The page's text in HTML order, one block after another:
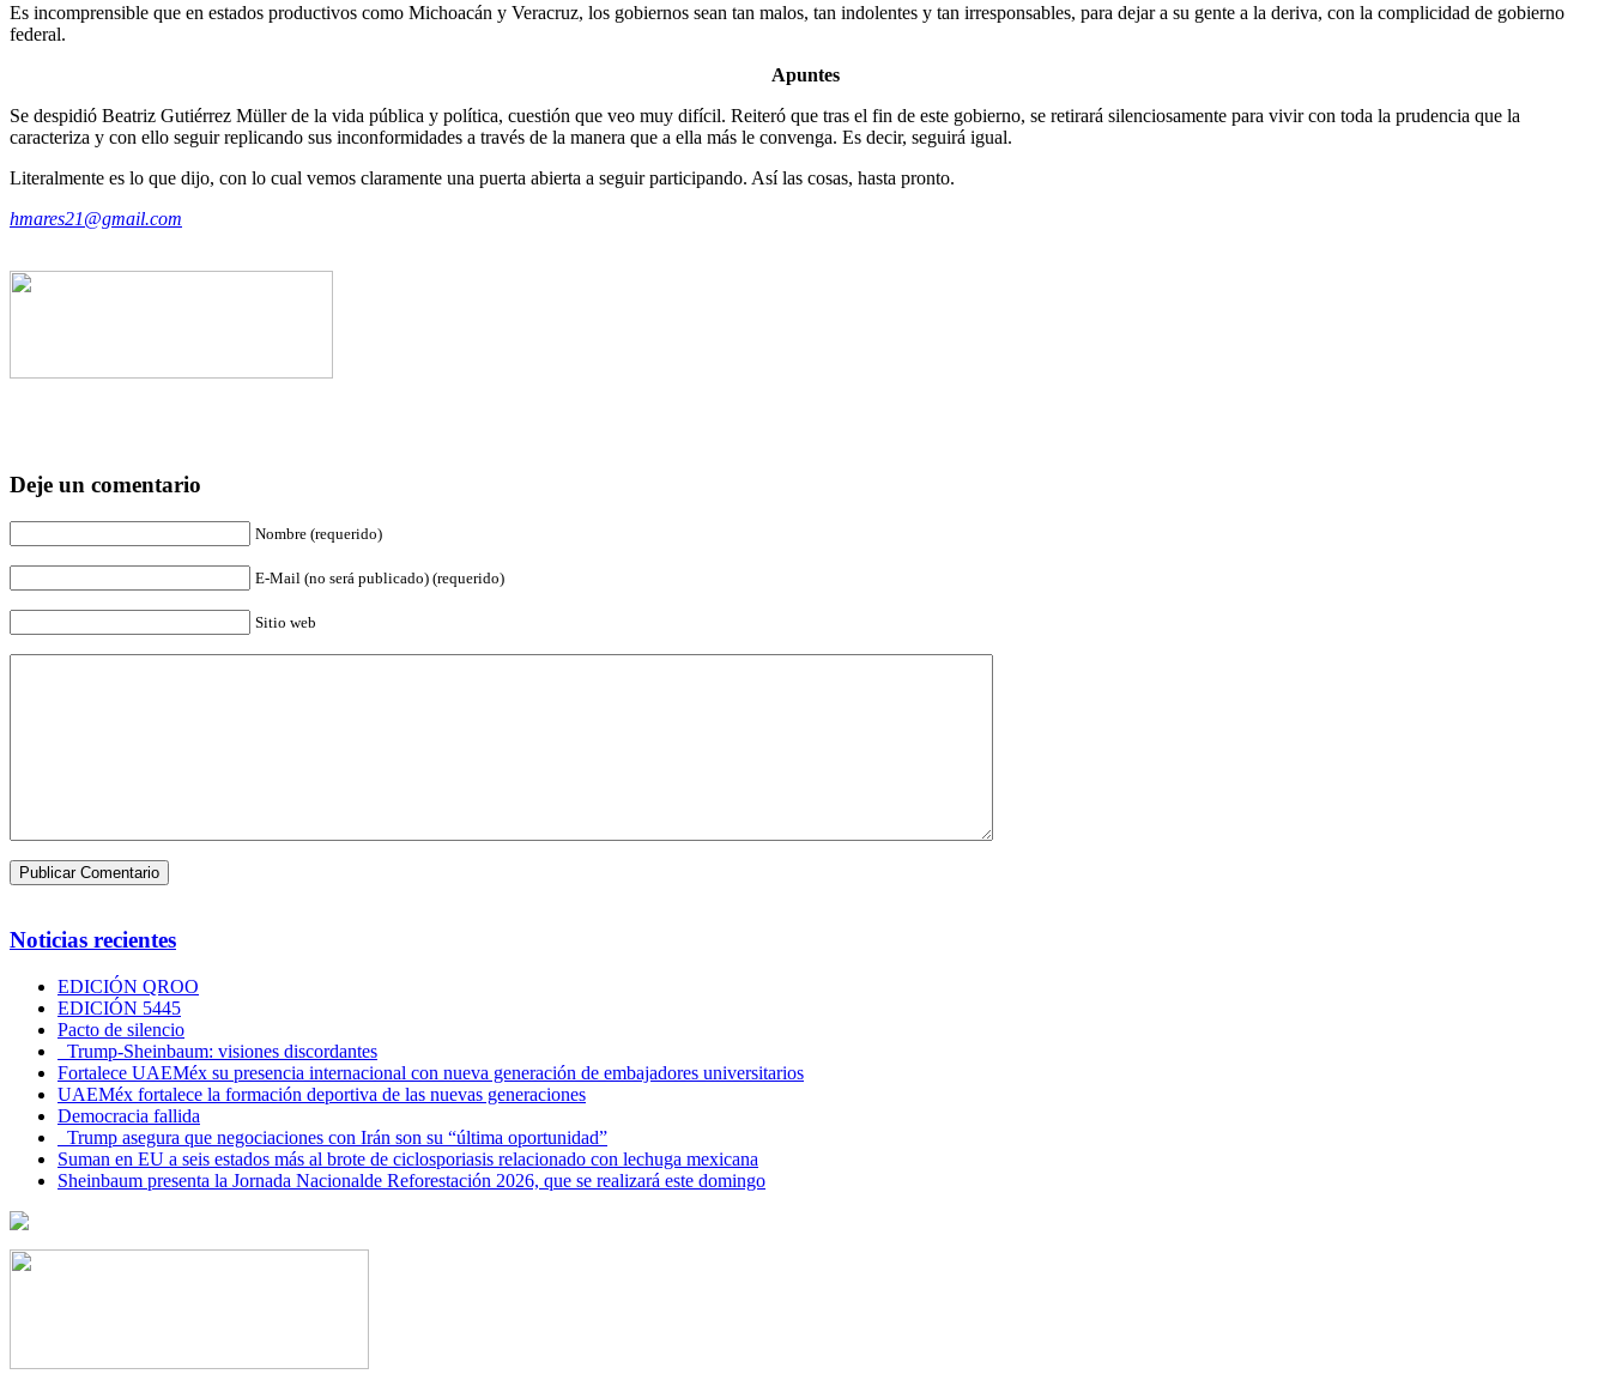
Es incomprensible que en estados productivos como Michoacán y Veracruz, los gobiernos sean tan malos, tan indolentes y tan irresponsables, para dejar a su gente a la deriva, con la complicidad de gobierno
federal.
Apuntes
Se despidió Beatriz Gutiérrez Müller de la vida pública y política, cuestión que veo muy difícil. Reiteró que tras el fin de este gobierno, se retirará silenciosamente para vivir con toda la prudencia que la
caracteriza y con ello seguir replicando sus inconformidades a través de la manera que a ella más le convenga. Es decir, seguirá igual.
Literalmente es lo que dijo, con lo cual vemos claramente una puerta abierta a seguir participando. Así las cosas, hasta pronto.
hmares21@gmail.com
Deje un comentario
Nombre (requerido)
E-Mail (no será publicado) (requerido)
Sitio web
Noticias recientes
EDICIÓN QROO
EDICIÓN 5445
Pacto de silencio
Trump-Sheinbaum: visiones discordantes
Fortalece UAEMéx su presencia internacional con nueva generación de embajadores universitarios
UAEMéx fortalece la formación deportiva de las nuevas generaciones
Democracia fallida
Trump asegura que negociaciones con Irán son su “última oportunidad”
Suman en EU a seis estados más al brote de ciclosporiasis relacionado con lechuga mexicana
Sheinbaum presenta la Jornada Nacionalde Reforestación 2026, que se realizará este domingo